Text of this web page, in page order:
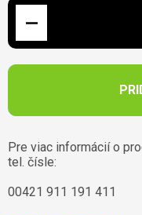
Pre viac informácií o
tel. čísle:
00421 911 191 411